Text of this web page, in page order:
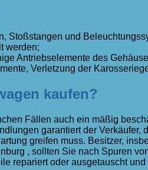
Stoßstangen und
werden;
Antriebselemente des
Verletzung der
kaufen?
Fällen auch ein mäßig
garantiert der
greifen muss. Besitzer,
, sollten Sie nach Spuren
repariert oder ausgetauscht